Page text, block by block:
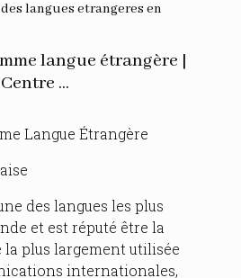
langues etrangeres en
langue étrangère |
...
Langue Étrangère
des langues les plus
et est réputé être la
la plus largement utilisée
internationales,